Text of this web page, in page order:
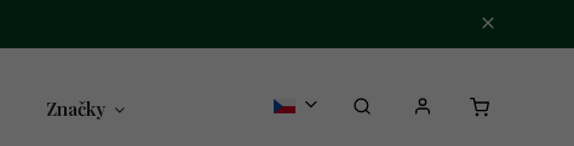
Značky